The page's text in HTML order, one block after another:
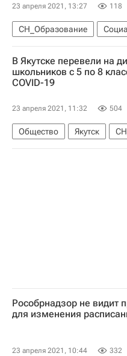
23 апреля 2021, 13:27 118
СН_Образование
В Якутске перевели на
школьников с 5 по 8
COVID-19
23 апреля 2021, 11:32 504
Общество Якутск
Социальный навигатор
Рособрнадзор не видит
для изменения
23 апреля 2021, 10:44 332